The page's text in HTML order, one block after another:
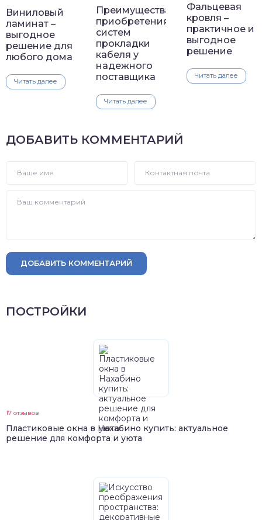
Виниловый
ламинат –
выгодное
решение для
любого дома
Читать далее
Преимущества
приобретения
систем
прокладки
кабеля у
надежного
поставщика
Читать далее
Фальцевая
кровля –
практичное и
выгодное
решение
Читать далее
ДОБАВИТЬ КОММЕНТАРИЙ
ДОБАВИТЬ КОММЕНТАРИЙ
ПОСТРОЙКИ
17 отзывов
Пластиковые окна в Нахабино купить: актуальное
решение для комфорта и уюта